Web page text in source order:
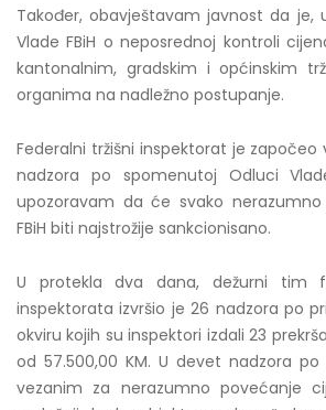
Također, obavještavam javnost da je,
Vlade FBiH o neposrednoj kontroli
kantonalnim, gradskim i općinskim
organima na nadležno postupanje.
Federalni tržišni inspektorat je započeo
nadzora po spomenutoj Odluci
upozoravam da će svako
FBiH biti najstrožije sankcionisano.
U protekla dva dana, dežurni tim
inspektorata izvršio je 26 nadzora po
okviru kojih su inspektori izdali 23
od 57.500,00 KM. U devet nadzora
vezanim za nerazumno povećanje